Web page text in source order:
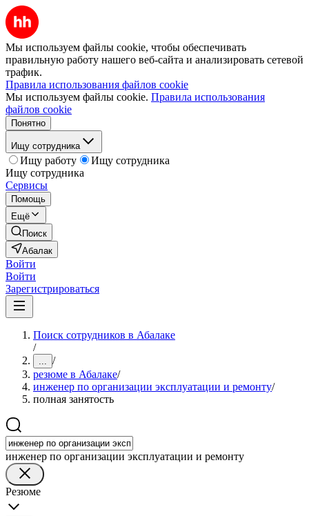
Мы используем файлы cookie, чтобы обеспечивать
правильную работу нашего веб-сайта и анализировать сетевой
трафик.
Правила использования файлов cookie
Мы используем файлы cookie. Правила использования
файлов cookie
Понятно
Ищу сотрудника
Ищу работу
Ищу сотрудника
Ищу сотрудника
Сервисы
Помощь
Ещё
Поиск
Абалак
Войти
Войти
Зарегистрироваться
Поиск сотрудников в Абалаке
/
... /
резюме в Абалаке/
инженер по организации эксплуатации и ремонту/
полная занятость
инженер по организации эксплуатации и ремонту
Резюме